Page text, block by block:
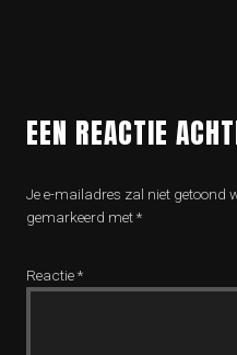
EEN REACTIE
Je e-mailadres zal niet getoond
gemarkeerd met*
Reactie*